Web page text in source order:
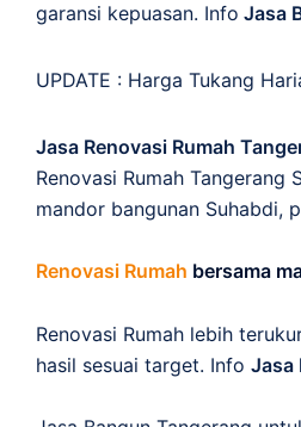
garansi kepuasan. Info Jasa
UPDATE : Harga Tukang
Jasa Renovasi Rumah
Renovasi Rumah Tangerang
mandor bangunan Suhabdi,
Renovasi Rumah bersama
Renovasi Rumah lebih
hasil sesuai target. Info Jasa